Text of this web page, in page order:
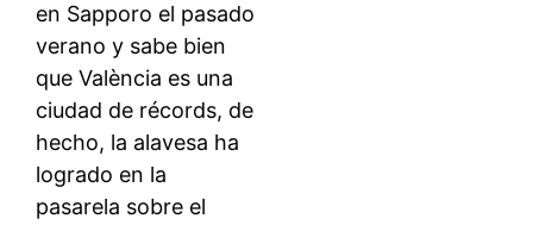
en Sapporo el pasado
verano y sabe bien
que València es una
ciudad de récords, de
hecho, la alavesa ha
logrado en la
pasarela sobre el